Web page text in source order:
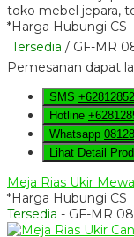
*Harga Hubungi CS
Tersedia / GF-MR
Pemesanan dapat
SMS
Hotline
Whatsapp
Lihat Detail
Meja Rias Ukir
*Harga Hubungi CS
Tersedia - GF-MR